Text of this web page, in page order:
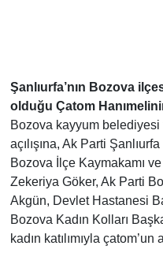
Şanlıurfa’nın Bozova
olduğu Çatom Hanımelinin
Bozova kayyum belediyesi
açılışına, Ak Parti
Bozova İlçe Kaymakamı
Zekeriya Göker, Ak Parti
Akgün, Devlet Hastanesi
Bozova Kadın Kolları
kadın katılımıyla çatom’un